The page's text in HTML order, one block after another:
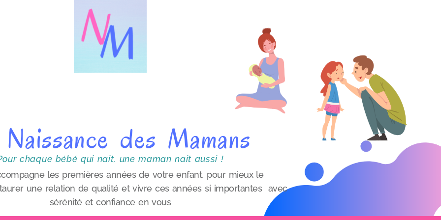
des Mamans
chaque bébé qui nait, une maman nait aussi !
les premières années de votre enfant, pour mieux le
une relation de qualité et vivre ces années si importantes avec
sérénité et confiance en vous